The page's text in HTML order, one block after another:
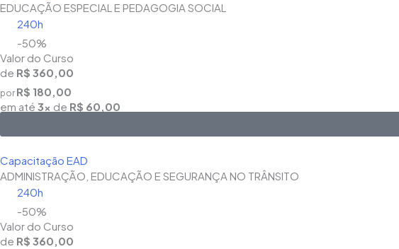
EDUCAÇÃO ESPECIAL E PEDAGOGIA SOCIAL
240h
-50%
Valor do Curso
de R$ 360,00
por R$ 180,00
em até 3x de R$ 60,00
Capacitação EAD
ADMINISTRAÇÃO, EDUCAÇÃO E SEGURANÇA NO TRÂNSITO
240h
-50%
Valor do Curso
de R$ 360,00